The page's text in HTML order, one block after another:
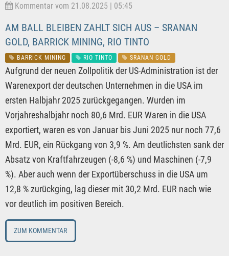
Kommentar vom 21.08.2025 | 05:45
AM BALL BLEIBEN ZAHLT SICH AUS – SRANAN
GOLD, BARRICK MINING, RIO TINTO
BARRICK MINING RIO TINTO SRANAN GOLD
Aufgrund der neuen Zollpolitik der US-Administration ist der
Warenexport der deutschen Unternehmen in die USA im
ersten Halbjahr 2025 zurückgegangen. Wurden im
Vorjahreshalbjahr noch 80,6 Mrd. EUR Waren in die USA
exportiert, waren es von Januar bis Juni 2025 nur noch 77,6
Mrd. EUR, ein Rückgang von 3,9 %. Am deutlichsten sank der
Absatz von Kraftfahrzeugen (-8,6 %) und Maschinen (-7,9
%). Aber auch wenn der Exportüberschuss in die USA um
12,8 % zurückging, lag dieser mit 30,2 Mrd. EUR nach wie
vor deutlich im positiven Bereich.
ZUM KOMMENTAR